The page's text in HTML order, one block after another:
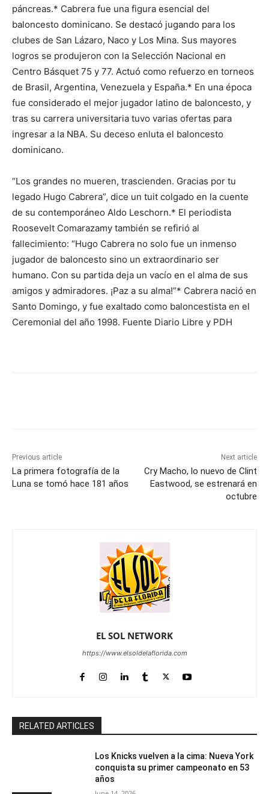
páncreas.* Cabrera fue una figura esencial del
baloncesto dominicano. Se destacó jugando para los
clubes de San Lázaro, Naco y Los Mina. Sus mayores
logros se produjeron con la Selección Nacional en
Centro Básquet 75 y 77. Actuó como refuerzo en torneos
de Brasil, Argentina, Venezuela y España.* En una época
fue considerado el mejor jugador latino de baloncesto, y
tras su carrera universitaria tuvo varias ofertas para
ingresar a la NBA. Su deceso enluta el baloncesto
dominicano.
“Los grandes no mueren, trascienden. Gracias por tu
legado Hugo Cabrera”, dice un tuit colgado en la cuente
de su contemporáneo Aldo Leschorn.* El periodista
Roosevelt Comarazamy también se refirió al
fallecimiento: “Hugo Cabrera no solo fue un inmenso
jugador de baloncesto sino un extraordinario ser
humano. Con su partida deja un vacío en el alma de sus
amigos y admiradores. ¡Paz a su alma!”* Cabrera nació en
Santo Domingo, y fue exaltado como baloncestista en el
Ceremonial del año 1998. Fuente Diario Libre y PDH
Previous article
La primera fotografía de la
Luna se tomó hace 181 años
Next article
Cry Macho, lo nuevo de Clint
Eastwood, se estrenará en
octubre
EL SOL NETWORK
https://www.elsoldelaflorida.com
RELATED ARTICLES
Los Knicks vuelven a la cima: Nueva York
conquista su primer campeonato en 53
años